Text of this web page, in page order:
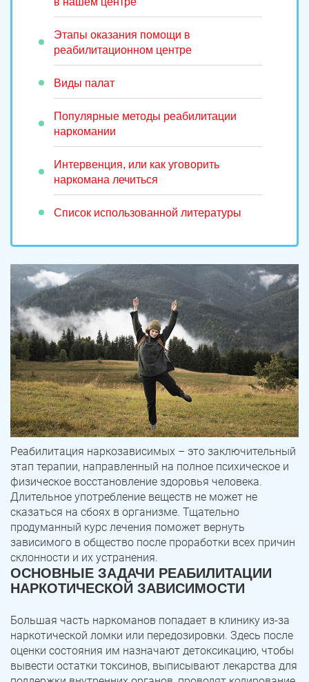
Этапы оказания помощи в
реабилитационном центре
Виды палат
Популярные методы реабилитации
наркомании
Интервенция, или как уговорить
наркомана лечиться
Список использованной литературы
Реабилитация наркозависимых – это заключительный
этап терапии, направленный на полное психическое и
физическое восстановление здоровья человека.
Длительное употребление веществ не может не
сказаться на сбоях в организме. Тщательно
продуманный курс лечения поможет вернуть
зависимого в общество после проработки всех причин
склонности и их устранения.
ОСНОВНЫЕ ЗАДАЧИ РЕАБИЛИТАЦИИ
НАРКОТИЧЕСКОЙ ЗАВИСИМОСТИ
Большая часть наркоманов попадает в клинику из-за
наркотической ломки или передозировки. Здесь после
оценки состояния им назначают детоксикацию, чтобы
вывести остатки токсинов, выписывают лекарства для